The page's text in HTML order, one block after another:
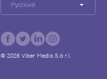
Русский
© 2026Viber Media S.à r.l.